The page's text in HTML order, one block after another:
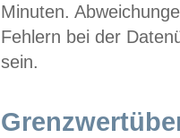
Minuten.
Fehlern bei der
sein.